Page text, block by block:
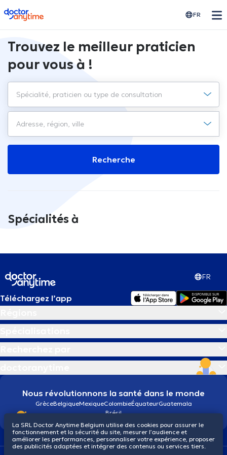
doctoranytime FR
Trouvez le meilleur praticien
pour vous à !
Recherche
Spécialités à
FR
Téléchargez l’app
Nous révolutionnons la santé dans le monde
GrèceBelgiqueMexiqueColombieÉquateurGuatemala
Brésil
La SRL Doctor Anytime Belgium utilise des cookies pour assurer le
fonctionnement et la sécurité du site, mesurer l’audience et
améliorer les performances, personnaliser votre expérience, proposer
des publicités adaptées et intégrer des contenus ou services tiers.